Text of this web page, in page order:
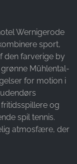
Wernigerode
sport,
den farverige by
Mühlental-
for motion i
og
spil tennis.
atmosfære, der